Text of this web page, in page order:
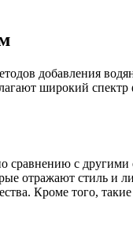
добавления
широкий
с
отражают стиль и
Кроме того,